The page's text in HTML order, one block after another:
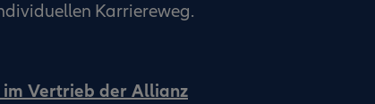
Karriereweg.
im Vertrieb der Allianz